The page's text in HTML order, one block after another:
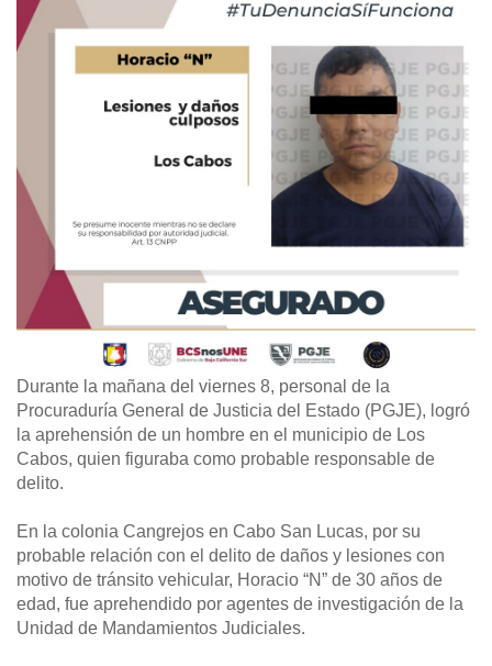
Durante la mañana del viernes 8, personal de la
Procuraduría General de Justicia del Estado (PGJE), logró
la aprehensión de un hombre en el municipio de Los
Cabos, quien figuraba como probable responsable de
delito.
En la colonia Cangrejos en Cabo San Lucas, por su
probable relación con el delito de daños y lesiones con
motivo de tránsito vehicular, Horacio “N” de 30 años de
edad, fue aprehendido por agentes de investigación de la
Unidad de Mandamientos Judiciales.